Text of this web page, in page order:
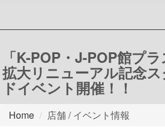
「K-POP・J-POP館プ
拡大リニューアル記念
ドイベント開催！！
Home 店舗 / イベント情報